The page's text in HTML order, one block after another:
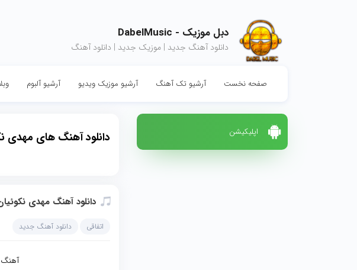
دبل موزیک - DabelMusic
دانلود آهنگ جدید | موزیک جدید | دانلود آهنگ
صفحه نخست آرشیو تک آهنگ آرشیو موزیک ویدیو آرشیو آلبوم
اپلیکیشن دانلود آهنگ های مهدی
دانلود آهنگ مهدی
اتفاقی دانلود آهنگ جدید
آهنگ